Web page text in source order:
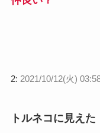
2: 2021/10/12(火)
トルネコに見えた